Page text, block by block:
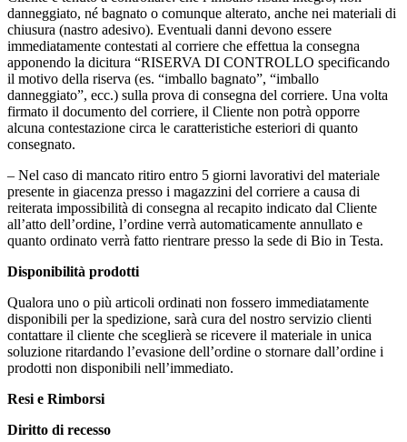
danneggiato, né bagnato o comunque alterato, anche nei materiali di
chiusura (nastro adesivo). Eventuali danni devono essere
immediatamente contestati al corriere che effettua la consegna
apponendo la dicitura “RISERVA DI CONTROLLO specificando
il motivo della riserva (es. “imballo bagnato”, “imballo
danneggiato”, ecc.) sulla prova di consegna del corriere. Una volta
firmato il documento del corriere, il Cliente non potrà opporre
alcuna contestazione circa le caratteristiche esteriori di quanto
consegnato.
– Nel caso di mancato ritiro entro 5 giorni lavorativi del materiale
presente in giacenza presso i magazzini del corriere a causa di
reiterata impossibilità di consegna al recapito indicato dal Cliente
all’atto dell’ordine, l’ordine verrà automaticamente annullato e
quanto ordinato verrà fatto rientrare presso la sede di Bio in Testa.
Disponibilità prodotti
Qualora uno o più articoli ordinati non fossero immediatamente
disponibili per la spedizione, sarà cura del nostro servizio clienti
contattare il cliente che sceglierà se ricevere il materiale in unica
soluzione ritardando l’evasione dell’ordine o stornare dall’ordine i
prodotti non disponibili nell’immediato.
Resi e Rimborsi
Diritto di recesso